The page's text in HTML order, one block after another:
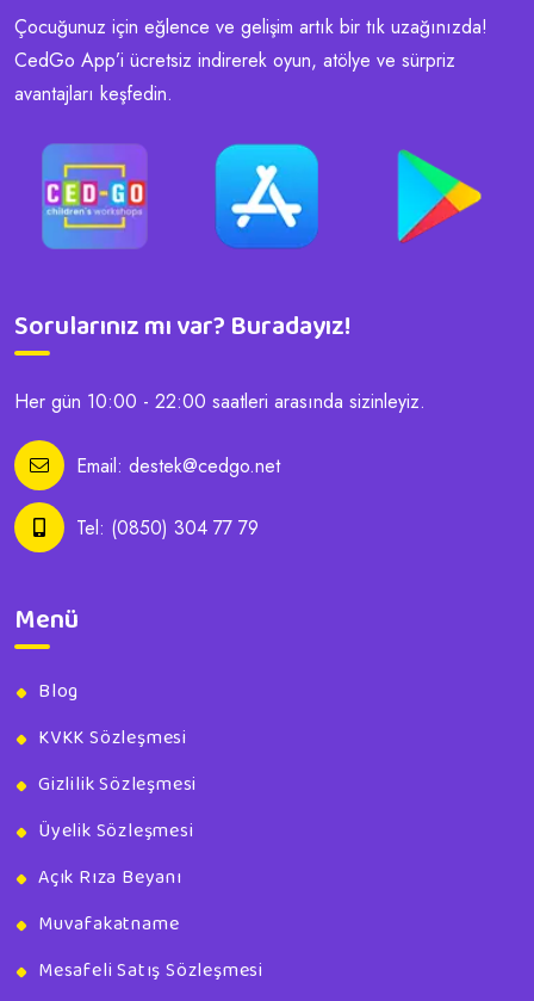
Çocuğunuz için eğlence ve gelişim artık bir tık uzağınızda!
CedGo App’i ücretsiz indirerek oyun, atölye ve sürpriz
avantajları keşfedin.
Sorularınız mı var? Buradayız!
Her gün 10:00 - 22:00 saatleri arasında sizinleyiz.
Email: destek@cedgo.net
Tel: (0850) 304 77 79
Menü
Blog
KVKK Sözleşmesi
Gizlilik Sözleşmesi
Üyelik Sözleşmesi
Açık Rıza Beyanı
Muvafakatname
Mesafeli Satış Sözleşmesi